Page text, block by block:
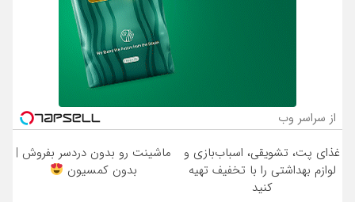
از سراسر وب
غذای پت، تشویقی، اسباب‌بازی و
لوازم بهداشتی را با تخفیف تهیه
کنید
ماشینت رو بدون دردسر بفروش |
بدون کمسیون